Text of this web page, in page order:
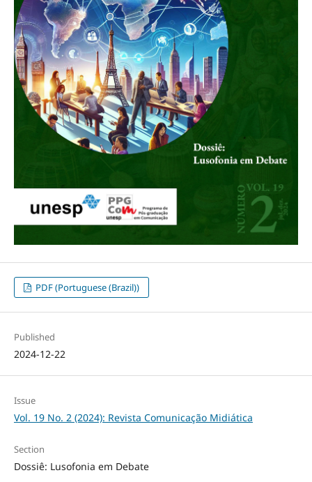
PDF (Portuguese (Brazil))
Published
2024-12-22
Issue
Vol. 19 No. 2 (2024): Revista Comunicação Midiática
Section
Dossiê: Lusofonia em Debate